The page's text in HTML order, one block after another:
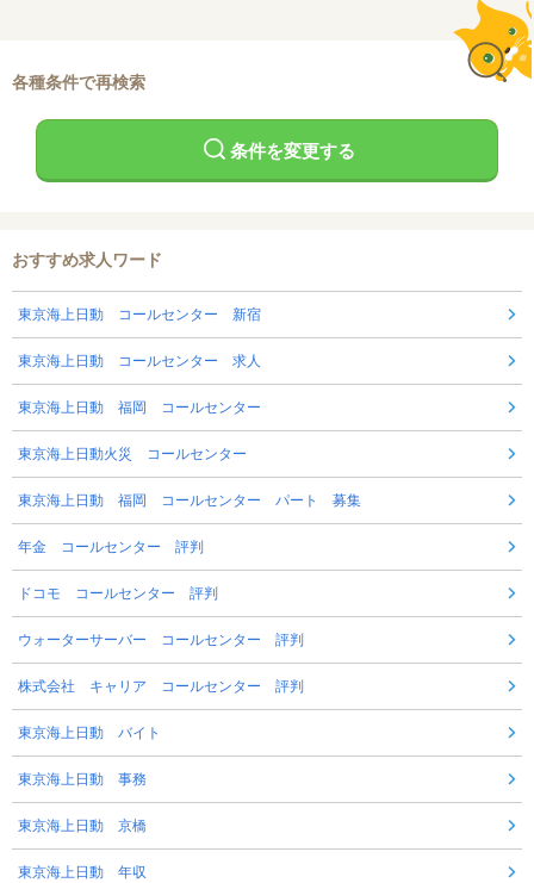
各種条件で再検索
条件を変更する
おすすめ求人ワード
東京海上日動 コールセンター 新宿
東京海上日動 コールセンター 求人
東京海上日動 福岡 コールセンター
東京海上日動火災 コールセンター
東京海上日動 福岡 コールセンター パート 募集
年金 コールセンター 評判
ドコモ コールセンター 評判
ウォーターサーバー コールセンター 評判
株式会社 キャリア コールセンター 評判
東京海上日動 バイト
東京海上日動 事務
東京海上日動 京橋
東京海上日動 年収